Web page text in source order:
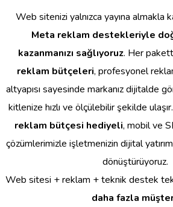
Web sitenizi yalnızca yayına almakla
Meta reklam destekleriyle
kazanmanızı sağlıyoruz. Her
reklam bütçeleri, profesyonel
altyapısı sayesinde markanız dijitalde
kitlenize hızlı ve ölçülebilir şekilde
reklam bütçesi hediyeli, mobil ve
çözümlerimizle işletmenizin dijital
dönüştürüyoruz.
Web sitesi + reklam + teknik destek
daha fazla